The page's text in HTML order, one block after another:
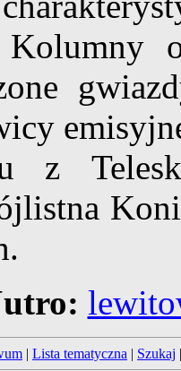
z
| Lista tematyczna | Szukaj